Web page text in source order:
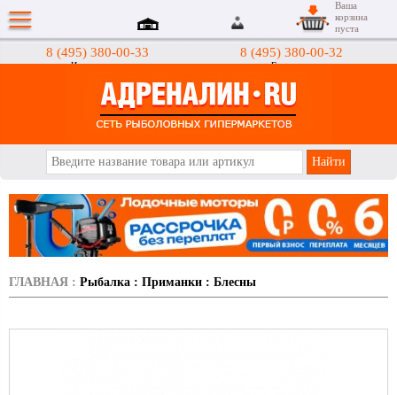
8 (495) 380-00-33
Интернет-магазин
8 (495) 380-00-32
Гипермаркеты
Ваша
корзина
пуста
ГЛАВНАЯ : Рыбалка : Приманки : Блесны